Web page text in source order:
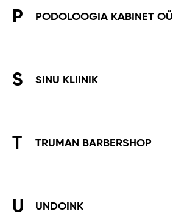
P PODOLOOGIA KABINET OÜ
S SINU KLIINIK
T TRUMAN BARBERSHOP
U UNDOINK